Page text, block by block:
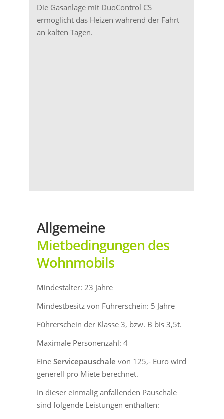
Die Gasanlage mit DuoControl CS
ermöglicht das Heizen während der Fahrt
an kalten Tagen.
Allgemeine
Mietbedingungen des
Wohnmobils
Mindestalter: 23 Jahre
Mindestbesitz von Führerschein: 5 Jahre
Führerschein der Klasse 3, bzw. B bis 3,5t.
Maximale Personenzahl: 4
Eine Servicepauschale von 125,- Euro wird
generell pro Miete berechnet.
In dieser einmalig anfallenden Pauschale
sind folgende Leistungen enthalten: